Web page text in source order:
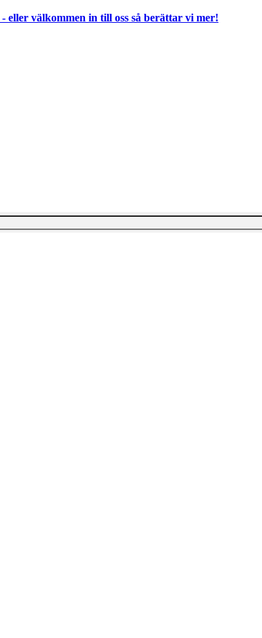
- eller välkommen in till oss så berättar vi mer!